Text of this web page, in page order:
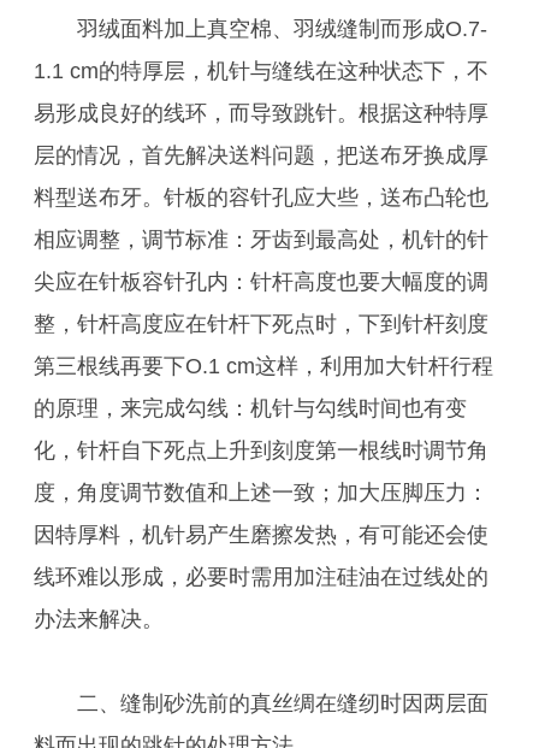
羽绒面料加上真空棉、羽绒缝制而形成O.7-
1.1 cm的特厚层，机针与缝线在这种状态下，不
易形成良好的线环，而导致跳针。根据这种特厚
层的情况，首先解决送料问题，把送布牙换成厚
料型送布牙。针板的容针孔应大些，送布凸轮也
相应调整，调节标准：牙齿到最高处，机针的针
尖应在针板容针孔内：针杆高度也要大幅度的调
整，针杆高度应在针杆下死点时，下到针杆刻度
第三根线再要下O.1 cm这样，利用加大针杆行程
的原理，来完成勾线：机针与勾线时间也有变
化，针杆自下死点上升到刻度第一根线时调节角
度，角度调节数值和上述一致；加大压脚压力：
因特厚料，机针易产生磨擦发热，有可能还会使
线环难以形成，必要时需用加注硅油在过线处的
办法来解决。
二、缝制砂洗前的真丝绸在缝纫时因两层面